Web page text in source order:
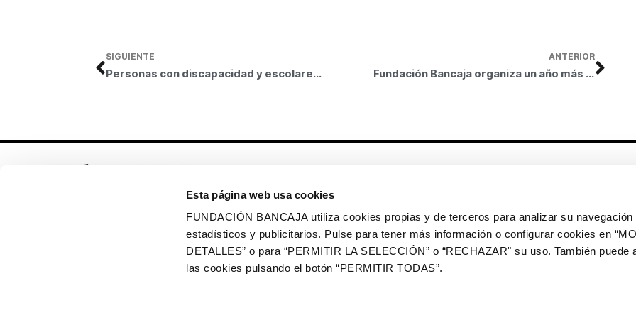
Esta página web usa cookies
FUNDACIÓN BANCAJA utiliza cookies propias y de terceros para analizar su navegación
estadísticos y publicitarios. Pulse para tener más información o configurar cookies en
DETALLES” o para “PERMITIR LA SELECCIÓN” o “RECHAZAR" su uso. También puede
las cookies pulsando el botón “PERMITIR TODAS”.
ANTERIOR
Fundación Bancaja organiza un año más la Semana D-Capacidad para promover la integración de las personas con discapacidad a través del arte
SIGUIENTE
Personas con discapacidad y escolares conviven en el taller de arte de Manolo Valdés dentro de la 8ª Semana D-Capacidad Fundación Bancaja
Colección de arte
Solicitud de imágenes de la
colección de arte
Publicaciones